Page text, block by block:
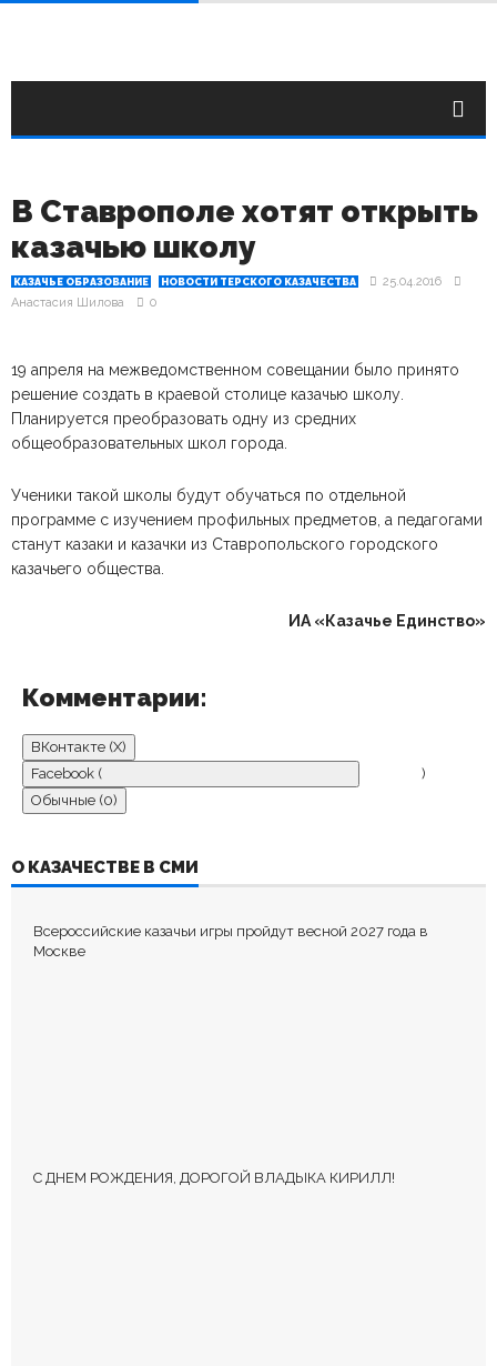
В Ставрополе хотят открыть
казачью школу
КАЗАЧЬЕ ОБРАЗОВАНИЕ НОВОСТИ ТЕРСКОГО КАЗАЧЕСТВА
25.04.2016
Анастасия Шилова
0
19 апреля на межведомственном совещании было принято
решение создать в краевой столице казачью школу.
Планируется преобразовать одну из средних
общеобразовательных школ города.
Ученики такой школы будут обучаться по отдельной
программе с изучением профильных предметов, а педагогами
станут казаки и казачки из Ставропольского городского
казачьего общества.
ИА «Казачье Единство»
Комментарии:
ВКонтакте (X)
Facebook (
)
Обычные (0)
Пока нет комментариев.
Оставьте первый комментарий.
О КАЗАЧЕСТВЕ В СМИ
Всероссийские казачьи игры пройдут весной 2027 года в
Москве
С ДНЕМ РОЖДЕНИЯ, ДОРОГОЙ ВЛАДЫКА КИРИЛЛ!